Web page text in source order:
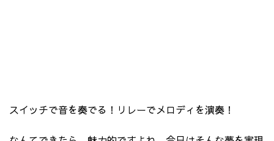
スイッチで音を奏でる！リレーでメロディを演奏！